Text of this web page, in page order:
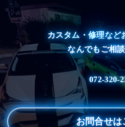
カスタム・修理など
なんでもご相
072-320-
お問合せは